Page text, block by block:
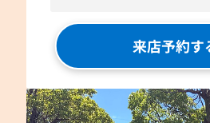
来店予約す